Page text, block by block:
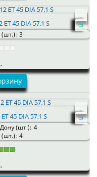
ET 45 DIA 57.1 S
(шт.): 3
45 DIA 57.1 S
(шт.): 4
(шт.): 4